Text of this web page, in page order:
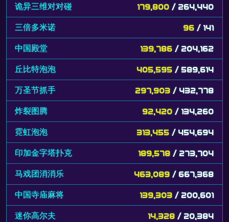
诡异三维对对碰 179,800 / 264,440
三倍多米诺 96 / 141
中国殿堂 139,786 / 204,162
丘比特泡泡 405,595 / 589,614
万圣节抓手 297,903 / 432,778
炸裂图腾 92,420 / 134,260
霓虹泡泡 313,455 / 454,694
印加金字塔扑克 189,578 / 273,704
马戏团消消乐 463,089 / 667,368
中国寺庙麻将 139,303 / 200,601
迷你高尔夫 14,328 / 20,384